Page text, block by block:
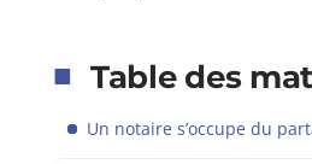
Table des
Un notaire s’occupe du